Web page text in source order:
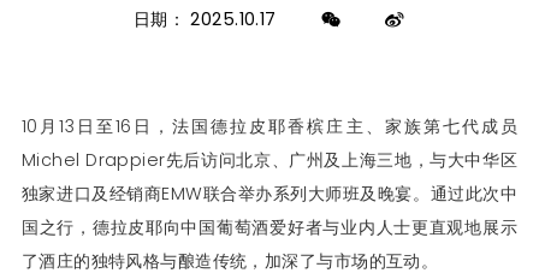
日期： 2025.10.17
10月13日至16日，法国德拉皮耶香槟庄主、家族第七代成员
Michel Drappier先后访问北京、广州及上海三地，与大中华区
独家进口及经销商EMW联合举办系列大师班及晚宴。通过此次中
国之行，德拉皮耶向中国葡萄酒爱好者与业内人士更直观地展示
了酒庄的独特风格与酿造传统，加深了与市场的互动。